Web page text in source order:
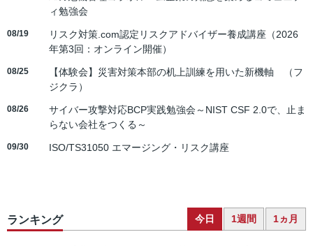
ィ勉強会
08/19
リスク対策.com認定リスクアドバイザー養成講座（2026
年第3回：オンライン開催）
08/25
【体験会】災害対策本部の机上訓練を用いた新機軸 （フ
ジクラ）
08/26
サイバー攻撃対応BCP実践勉強会～NIST CSF 2.0で、止ま
らない会社をつくる～
09/30 ISO/TS31050 エマージング・リスク講座
ランキング 今日 1週間 1ヵ月